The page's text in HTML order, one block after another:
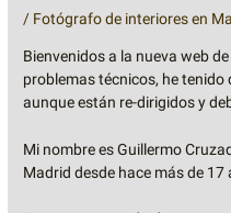
/ Fotógrafo de interiores en
Bienvenidos a la nueva web
problemas técnicos, he
aunque están re-dirigidos y
Mi nombre es Guillermo
Madrid desde hace más de 17